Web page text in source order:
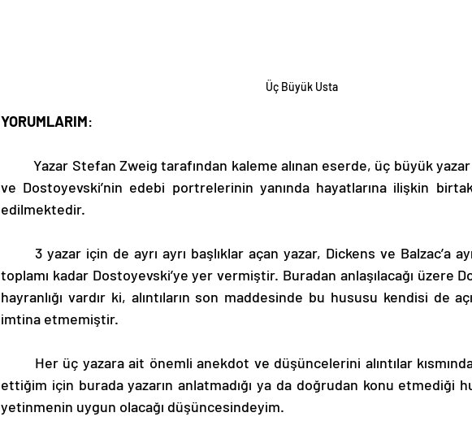
Üç Büyük Usta
YORUMLARIM:
	Yazar Stefan Zweig tarafından kaleme alınan eserde, üç büyük yazar olan Balzac, Dickens
ve Dostoyevski’nin edebi portrelerinin yanında hayatlarına ilişkin
edilmektedir.
toplamı kadar Dostoyevski’ye yer vermiştir. Buradan anlaşılacağı üzere
hayranlığı vardır ki, alıntıların son maddesinde bu hususu kendisi de
imtina etmemiştir.
ettiğim için burada yazarın anlatmadığı ya da doğrudan konu etmediği
yetinmenin uygun olacağı düşüncesindeyim.